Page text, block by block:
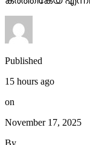
15 hours ago
on
November 17, 2025
By
webdesk18